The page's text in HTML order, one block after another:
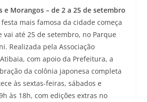
e Morangos – de 2 a 25 de setembro
festa mais famosa da cidade começa
vai até 25 de setembro, no Parque
Realizada pela Associação
com apoio da Prefeitura, a
da colônia japonesa completa
às sextas-feiras, sábados e
às 18h, com edições extras no